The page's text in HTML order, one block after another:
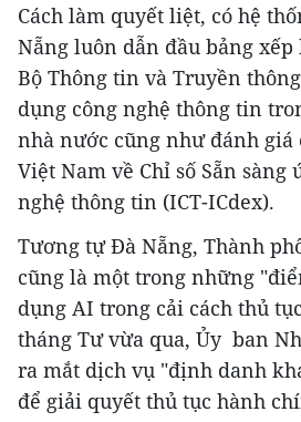
Cách làm quyết liệt, có hệ
Nẵng luôn dẫn đầu bảng xếp
Bộ Thông tin và Truyền
dụng công nghệ thông tin
nhà nước cũng như đánh giá
Việt Nam về Chỉ số Sẵn sàng
nghệ thông tin (ICT-ICdex).
Tương tự Đà Nẵng, Thành
cũng là một trong những
dụng AI trong cải cách thủ
tháng Tư vừa qua, Ủy ban
ra mắt dịch vụ "định danh
để giải quyết thủ tục hành